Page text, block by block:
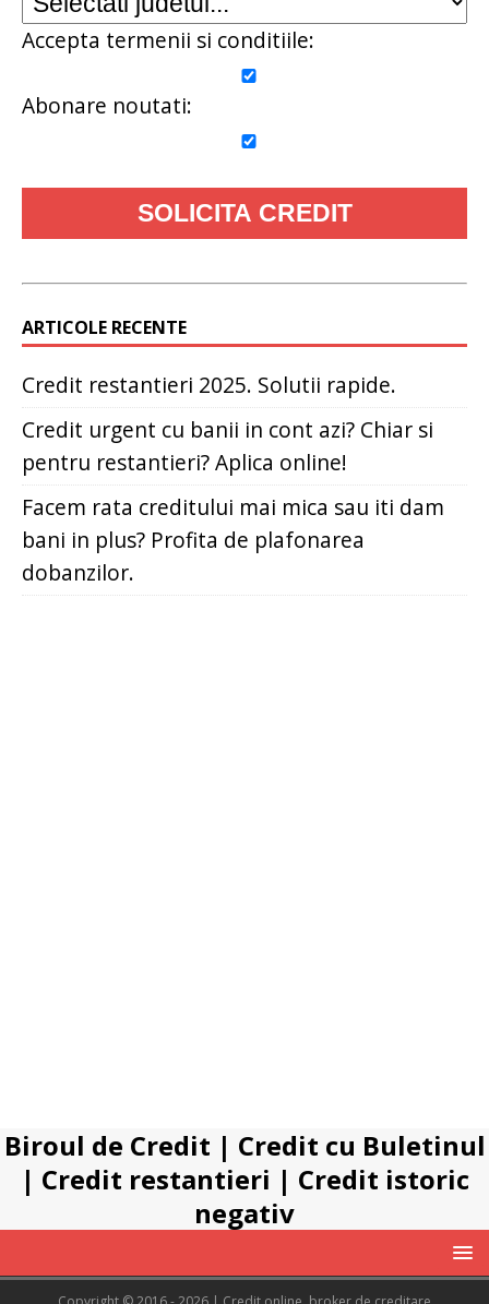
Accepta termenii si conditiile:
Abonare noutati:
ARTICOLE RECENTE
Credit restantieri 2025. Solutii rapide.
Credit urgent cu banii in cont azi? Chiar si
pentru restantieri? Aplica online!
Facem rata creditului mai mica sau iti dam
bani in plus? Profita de plafonarea
dobanzilor.
Biroul de Credit | Credit cu Buletinul
| Credit restantieri | Credit istoric
negativ